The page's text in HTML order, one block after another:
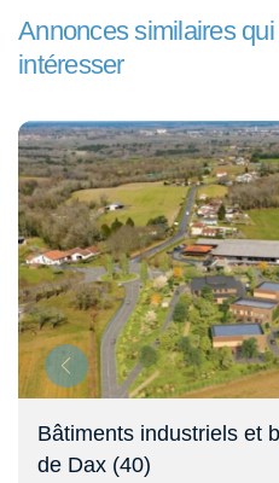
Annonces similaires
intéresser
près
A vendre,